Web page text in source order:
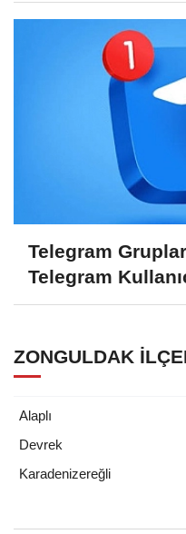
Telegram
Telegram
ZONGULDAK
Alaplı
Devrek
Karadenizereğli